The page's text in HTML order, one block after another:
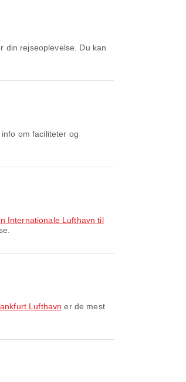
Internationale Lufthavn til
Lufthavn er de mest